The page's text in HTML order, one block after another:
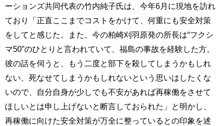
ーションズ共同代表の竹内純子氏は、今年6月に現地を訪れ
ており「正直ここまでコストをかけて、何重にも安全対策
をしてと感じた。また、今の柏崎刈羽原発の所長は“フクシ
マ50”のひとりと言われていて、福島の事故を経験した方。
彼の話を伺うと、もう二度と部下を殺してしまうかもしれ
ない、死なせてしまうかもしれないという思いはしたくな
いので、自分自身が少しでも不安があれば再稼働をさせて
ほしいとは申し上げないと断言しておられた」と明かし、
再稼働に向けた安全対策が万全に整っているとの印象を述